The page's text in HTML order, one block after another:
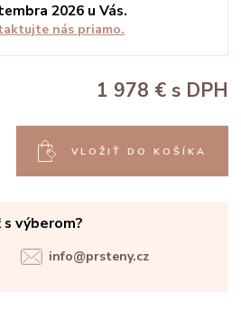
2026 u Vás.
nás priamo.
1 978 € s DPH
VLOŽIŤ DO KOŠÍKA
výberom?
info@prsteny.cz